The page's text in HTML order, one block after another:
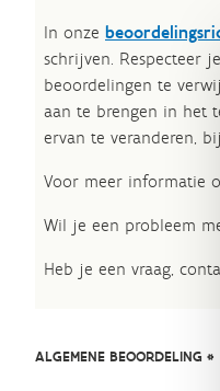
In onze
schrijven. Respecteer
beoordelingen te
aan te brengen in het
ervan te veranderen,
Voor meer informatie
Wil je een probleem
Heb je een vraag,
ALGEMENE BEOORDELING *